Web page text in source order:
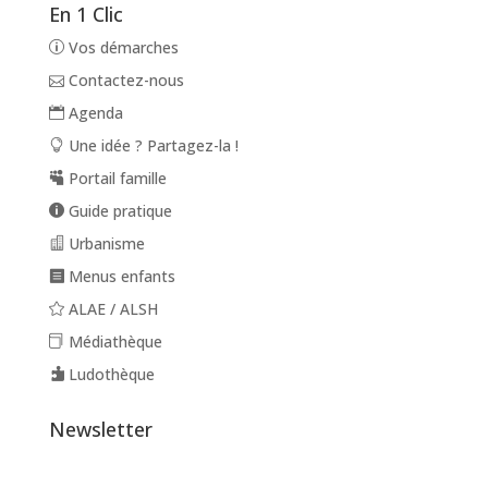
En 1 Clic
Vos démarches
Contactez-nous
Agenda
Une idée ? Partagez-la !
Portail famille
Guide pratique
Urbanisme
Menus enfants
ALAE / ALSH
Médiathèque
Ludothèque
Newsletter